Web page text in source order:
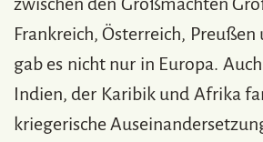
Frankreich, Österreich, Preußen
gab es nicht nur in Europa.
Indien, der Karibik und Afrika
kriegerische